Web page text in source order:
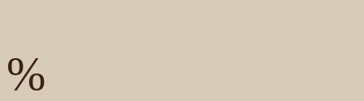
%